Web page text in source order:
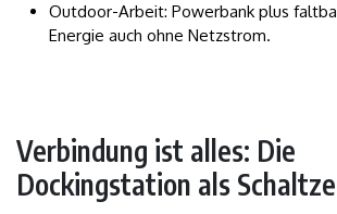
Outdoor-Arbeit: Powerbank plus
Energie auch ohne Netzstrom.
Verbindung ist alles: Die
Dockingstation als